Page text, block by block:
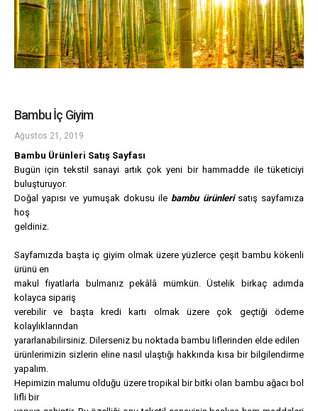
Bambu İç Giyim
Ağustos 21, 2019
Bambu Ürünleri Satış Sayfası
Bugün için tekstil sanayi artık çok yeni bir hammadde ile tüketiciyi
buluşturuyor.
Doğal yapısı ve yumuşak dokusu ile bambu ürünlerisatış sayfamıza
hoş
geldiniz.
Sayfamızda başta iç giyim olmak üzere yüzlerce çeşit bambu kökenli
ürünü en
makul fiyatlarla bulmanız pekâlâ mümkün. Üstelik birkaç adımda
kolayca sipariş
verebilir ve başta kredi kartı olmak üzere çok geçtiği ödeme
kolaylıklarından
yararlanabilirsiniz. Dilerseniz bu noktada bambu liflerinden elde edilen
ürünlerimizin sizlerin eline nasıl ulaştığı hakkında kısa bir bilgilendirme
yapalım.
Hepimizin malumu olduğu üzere tropikal bir bitki olan bambu ağacı bol
lifli bir